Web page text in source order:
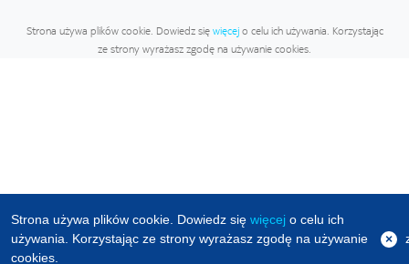
Strona używa plików cookie. Dowiedz sięwięcejo celu ich używania. Korzystając
ze strony wyrażasz zgodę na używanie cookies.
Strona używa plików cookie. Dowiedz się więcej o celu ich
używania. Korzystając ze strony wyrażasz zgodę na używanie
cookies.
×